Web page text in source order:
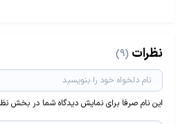
نظرات (9)
این نام صرفا برای نمایش دیدگاه شما در بخش